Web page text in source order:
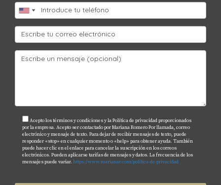
Acepto los términos y condiciones y la Política de privacidad proporcionados
por la empresa. Acepto ser contactado por Mariana Romero Por llamada, correo
electrónico y mensaje de texto. Para dejar de recibir mensajes de texto, puede
responder «stop» en cualquier momento o «help» para obtener ayuda. También
puede hacer clic en el enlace para cancelar la suscripción en los correos
electrónicos. Pueden aplicarse tarifas de mensajes y datos. La frecuencia de los
mensajes puede variar. https://www.marianar.com/politica-de-privacidad